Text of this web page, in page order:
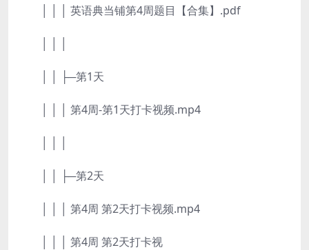
│ │ │ 英语典当铺第4周题目【合集】.pdf
│ │ ├─第1天
│ │ │ 第4周-第1天打卡视频.mp4
│ │ ├─第2天
│ │ │ 第4周 第2天打卡视频.mp4
│ │ │ 第4周 第2天打卡视